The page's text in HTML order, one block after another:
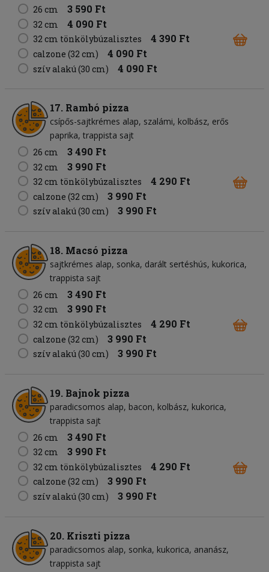
26 cm 3 590 Ft
32 cm 4 090 Ft
32 cm tönkölybúzalisztes 4 390 Ft
calzone (32 cm) 4 090 Ft
szív alakú (30 cm) 4 090 Ft
17. Rambó pizza
csípős-sajtkrémes alap szalámi kolbász erős
paprika trappista sajt
26 cm
3 490 Ft
32 cm 3 990 Ft
32 cm tönkölybúzalisztes 4 290 Ft
calzone (32 cm) 3 990 Ft
szív alakú (30 cm) 3 990 Ft
18. Macsó pizza
sajtkrémes alap sonka darált sertéshús kukorica
trappista sajt
26 cm
3 490 Ft
32 cm 3 990 Ft
32 cm tönkölybúzalisztes 4 290 Ft
calzone (32 cm) 3 990 Ft
szív alakú (30 cm) 3 990 Ft
19. Bajnok pizza
paradicsomos alap bacon kolbász kukorica
trappista sajt
26 cm
3 490 Ft
32 cm 3 990 Ft
32 cm tönkölybúzalisztes 4 290 Ft
calzone (32 cm) 3 990 Ft
szív alakú (30 cm) 3 990 Ft
20. Kriszti pizza
paradicsomos alap sonka kukorica ananász
trappista sajt